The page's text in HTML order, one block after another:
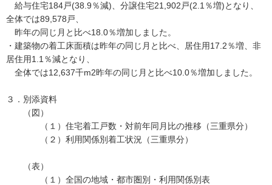
給与住宅184戸(38.9％減)、分譲住宅21,902戸(2.1％増)となり、
全体では89,578戸、
昨年の同じ月と比べ18.0％増加しました。
・建築物の着工床面積は昨年の同じ月と比べ、居住用17.2％増、非
居住用1.1％減となり、
全体では12,637千m2昨年の同じ月と比べ10.0％増加しました。
３．別添資料
（図）
（１）住宅着工戸数・対前年同月比の推移（三重県分）
（２）利用関係別着工状況（三重県分）
（表）
（１）全国の地域・都市圏別・利用関係別表